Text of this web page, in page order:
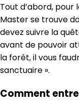
Tout d’abord, pour
Master se trouve
devez suivre la
avant de pouvoir
la forêt, il vous
sanctuaire ».
Comment